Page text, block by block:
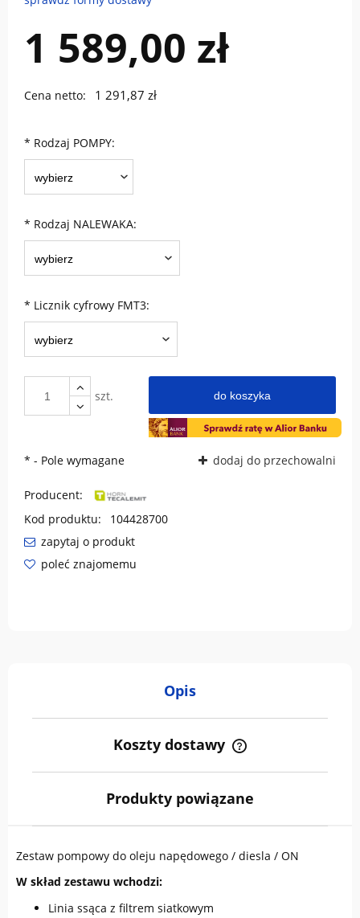
1 589,00 zł
Cena netto: 1 291,87 zł
* Rodzaj POMPY:
* Rodzaj NALEWAKA:
* Licznik cyfrowy FMT3:
szt. do koszyka
dodaj do przechowalni
* - Pole wymagane
Producent:
Kod produktu:
104428700
zapytaj o produkt
poleć znajomemu
Opis
Koszty dostawy
Cena nie zawiera ewentualnych kosztów płatności
Produkty powiązane
Zestaw pompowy do oleju napędowego / diesla / ON
W skład zestawu wchodzi:
Linia ssąca z filtrem siatkowym